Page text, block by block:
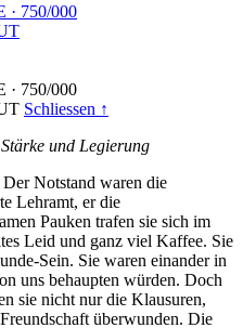
· 750/000
· 750/000
Schliessen ↑
und Legierung
Notstand waren die
Lehramt, er die
Pauken trafen sie sich im
Leid und ganz viel Kaffee. Sie
Sein. Sie waren einander in
uns behaupten würden. Doch
sie nicht nur die Klausuren,
überwunden. Die